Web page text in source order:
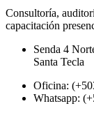
Consultoría,
capacitación
Senda 4
Santa Tecla
Oficina:
Whatsapp: